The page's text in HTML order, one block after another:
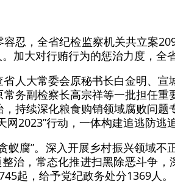
忍，全省纪检监察机关共立案
加大对行贿行为的惩治力度，全
人大常委会原秘书长白金明、
务副检察长高宗祥等一批担任
持续深化粮食购销领域腐败问
2023”行动，一体构建追逃防逃
蚁腐”。深入开展乡村振兴领域
治，常态化推进扫黑除恶斗争
起，给予党纪政务处分1369人。